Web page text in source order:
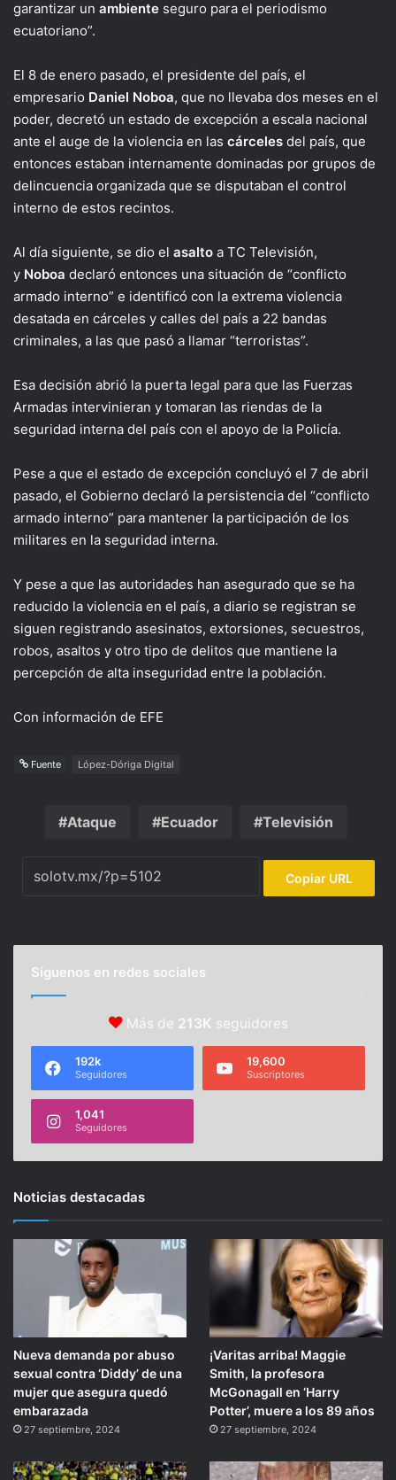
garantizar un ambiente seguro para el periodismo
ecuatoriano”.
El 8 de enero pasado, el presidente del país, el
empresario Daniel Noboa, que no llevaba dos meses en el
poder, decretó un estado de excepción a escala nacional
ante el auge de la violencia en las cárceles del país, que
entonces estaban internamente dominadas por grupos de
delincuencia organizada que se disputaban el control
interno de estos recintos.
Al día siguiente, se dio el asalto a TC Televisión,
y Noboa declaró entonces una situación de “conflicto
armado interno” e identificó con la extrema violencia
desatada en cárceles y calles del país a 22 bandas
criminales, a las que pasó a llamar “terroristas”.
Esa decisión abrió la puerta legal para que las Fuerzas
Armadas intervinieran y tomaran las riendas de la
seguridad interna del país con el apoyo de la Policía.
Pese a que el estado de excepción concluyó el 7 de abril
pasado, el Gobierno declaró la persistencia del “conflicto
armado interno” para mantener la participación de los
militares en la seguridad interna.
Y pese a que las autoridades han asegurado que se ha
reducido la violencia en el país, a diario se registran se
siguen registrando asesinatos, extorsiones, secuestros,
robos, asaltos y otro tipo de delitos que mantiene la
percepción de alta inseguridad entre la población.
Con información de EFE
Fuente López-Dóriga Digital
Ataque Ecuador Televisión
Copiar URL
Síguenos en redes sociales
Más de 213K seguidores
192k
Seguidores
19,600
Suscriptores
1,041
Seguidores
Noticias destacadas
Nueva demanda por abuso
sexual contra ‘Diddy’ de una
mujer que asegura quedó
embarazada
27 septiembre, 2024
¡Varitas arriba! Maggie
Smith, la profesora
McGonagall en ‘Harry
Potter’, muere a los 89 años
27 septiembre, 2024